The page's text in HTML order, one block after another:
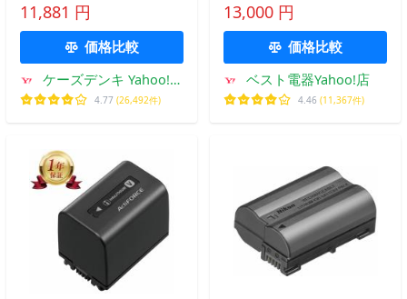
11,881 円
価格比較
ケーズデンキ Yahoo!シ
ョップ
4.77 (26,492件)
13,000 円
価格比較
ベスト電器Yahoo!店
4.46 (11,367件)